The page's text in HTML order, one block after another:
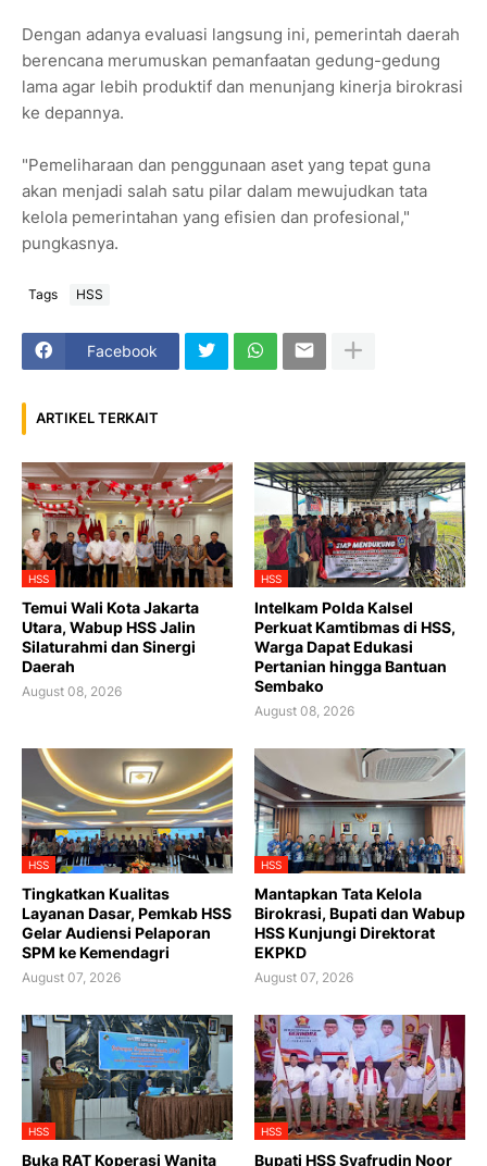
Dengan adanya evaluasi langsung ini, pemerintah daerah
berencana merumuskan pemanfaatan gedung-gedung
lama agar lebih produktif dan menunjang kinerja birokrasi
ke depannya.
"Pemeliharaan dan penggunaan aset yang tepat guna
akan menjadi salah satu pilar dalam mewujudkan tata
kelola pemerintahan yang efisien dan profesional,"
pungkasnya.
Tags HSS
Facebook
ARTIKEL TERKAIT
HSS
Temui Wali Kota Jakarta
Utara, Wabup HSS Jalin
Silaturahmi dan Sinergi
Daerah
August 08, 2026
HSS
Intelkam Polda Kalsel
Perkuat Kamtibmas di HSS,
Warga Dapat Edukasi
Pertanian hingga Bantuan
Sembako
August 08, 2026
HSS
Tingkatkan Kualitas
Layanan Dasar, Pemkab HSS
Gelar Audiensi Pelaporan
SPM ke Kemendagri
August 07, 2026
HSS
Mantapkan Tata Kelola
Birokrasi, Bupati dan Wabup
HSS Kunjungi Direktorat
EKPKD
August 07, 2026
HSS
Buka RAT Koperasi Wanita
HSS
Bupati HSS Syafrudin Noor